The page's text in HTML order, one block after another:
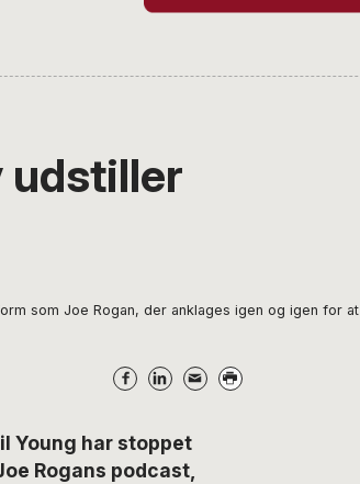
udstiller
som Joe Rogan, der anklages igen og igen for at
Young har stoppet
Rogans podcast,